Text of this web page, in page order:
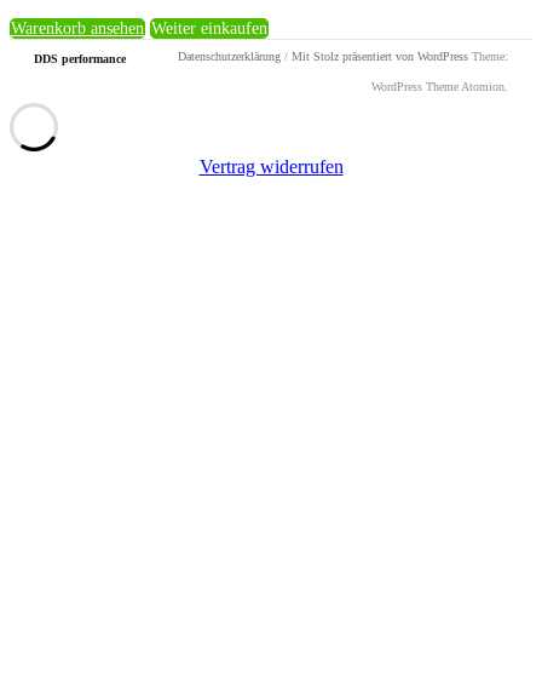
Warenkorb ansehen Weiter einkaufen
DDS performance Datenschutzerklärung / Mit Stolz präsentiert von WordPress Theme:
WordPress Theme Atomion.
Vertrag widerrufen